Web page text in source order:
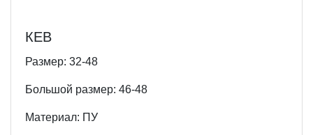
КЕВ
Размер: 32-48
Большой размер: 46-48
Материал: ПУ